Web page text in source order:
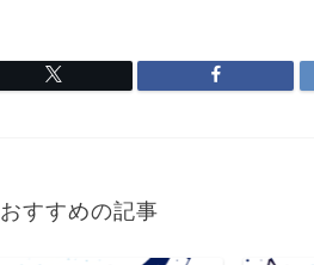
おすすめの記事